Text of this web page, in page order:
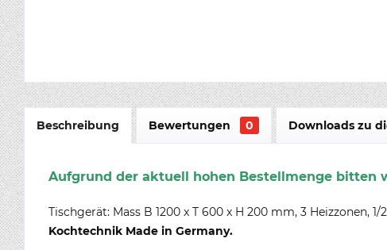
Beschreibung Bewertungen 0 Downloads zu
Aufgrund der aktuell hohen Bestellmenge bitten
Tischgerät: Mass B 1200 x T 600 x H 200 mm, 3
Kochtechnik Made in Germany.